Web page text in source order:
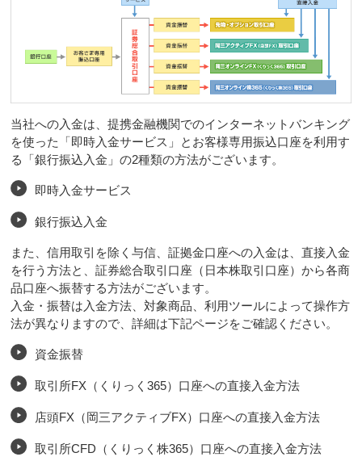
当社への入金は、提携金融機関でのインターネットバンキング
を使った「即時入金サービス」とお客様専用振込口座を利用す
る「銀行振込入金」の2種類の方法がございます。
即時入金サービス
銀行振込入金
また、信用取引を除く与信、証拠金口座への入金は、直接入金
を行う方法と、証券総合取引口座（日本株取引口座）から各商
品口座へ振替する方法がございます。
入金・振替は入金方法、対象商品、利用ツールによって操作方
法が異なりますので、詳細は下記ページをご確認ください。
資金振替
取引所FX（くりっく365）口座への直接入金方法
店頭FX（岡三アクティブFX）口座への直接入金方法
取引所CFD（くりっく株365）口座への直接入金方法